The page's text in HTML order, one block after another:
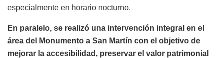
especialmente en horario nocturno.
En paralelo, se realizó una intervención integral en el
área del Monumento a San Martín con el objetivo de
mejorar la accesibilidad, preservar el valor patrimonial